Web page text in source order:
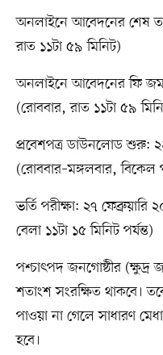
অনলাইনে আবেদনের শেষ
রাত ১১টা ৫৯ মিনিট)
অনলাইনে আবেদনের ফি
(রোববার, রাত ১১টা ৫৯
প্রবেশপত্র ডাউনলোড শুরু:
(রোববার–মঙ্গলবার, বিকেল
ভর্তি পরীক্ষা: ২৭
বেলা ১১টা ১৫ মিনিট পর্যন্ত)
পশ্চাৎপদ জনগোষ্ঠীর
শতাংশ সংরক্ষিত থাকবে।
পাওয়া না গেলে সাধারণ
হবে।